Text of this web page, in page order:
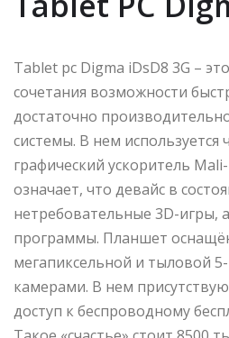
Tablet pc Digma iDsD8 3G –
сочетания возможности
достаточно
системы. В нем
графический ускоритель
означает, что девайс в
нетребовательные 3D-игры,
программы. Планшет
мегапиксельной и тыловой
камерами. В нем
доступ к беспроводному